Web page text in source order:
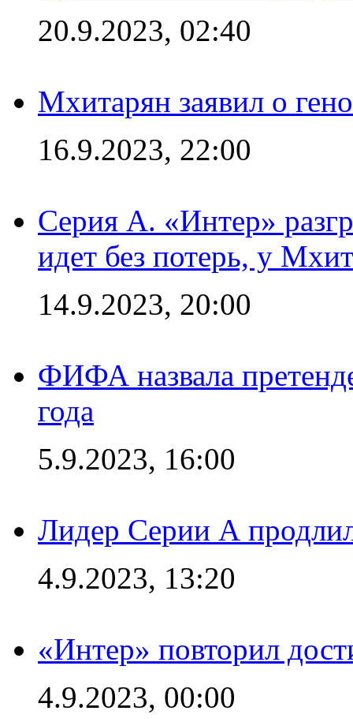
20.9.2023, 02:40
Мхитарян заявил о
16.9.2023, 22:00
Серия А. «Интер»
идет без потерь, у
14.9.2023, 20:00
ФИФА назвала
года
5.9.2023, 16:00
Лидер Серии А
4.9.2023, 13:20
«Интер» повторил
4.9.2023, 00:00